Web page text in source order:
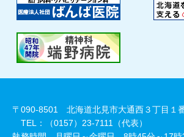
〒090-8501 北海道北見市大通西３丁目１
TEL：（0157）23-7111（代表）